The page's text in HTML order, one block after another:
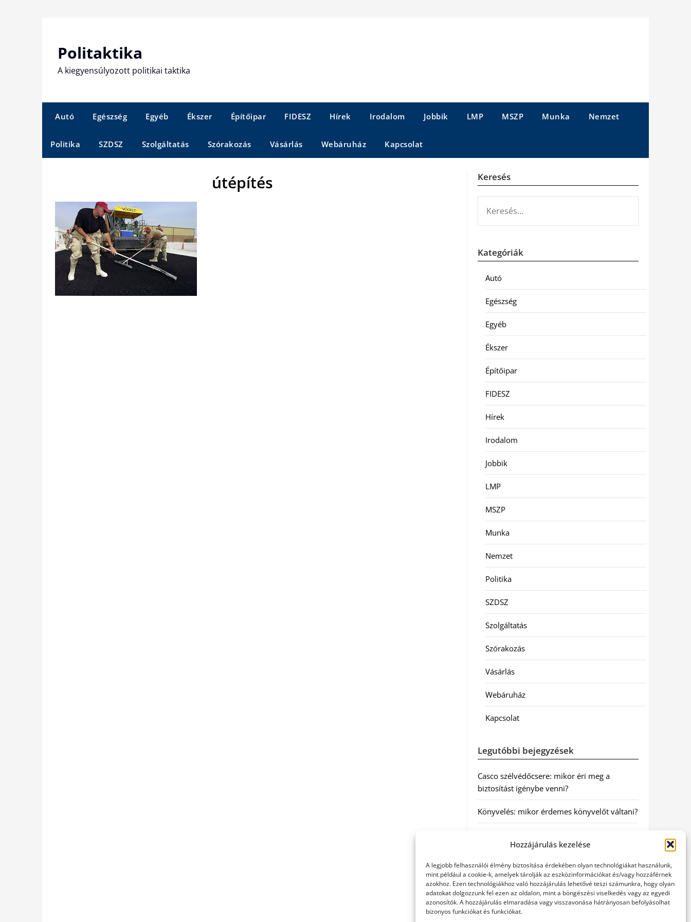
Hozzájárulás kezelése
A legjobb felhasználói élmény biztosítása érdekében olyan technológiákat használunk,
mint például a cookie-k, amelyek tárolják az eszközinformációkat és/vagy hozzáférnek
azokhoz. Ezen technológiákhoz való hozzájárulás lehetővé teszi számunkra, hogy olyan
adatokat dolgozzunk fel ezen az oldalon, mint a böngészési viselkedés vagy az egyedi
azonosítók. A hozzájárulás elmaradása vagy visszavonása hátrányosan befolyásolhat
bizonyos funkciókat és funkciókat.
Politaktika
A kiegyensúlyozott politikai taktika
Autó Egészség Egyéb Ékszer Építőipar FIDESZ Hírek Irodalom Jobbik LMP MSZP Munka Nemzet
Politika SZDSZ Szolgáltatás Szórakozás Vásárlás Webáruház Kapcsolat
útépítés Keresés
Kategóriák
Autó
Egészség
Egyéb
Ékszer
Építőipar
FIDESZ
Hírek
Irodalom
Jobbik
LMP
MSZP
Munka
Nemzet
Politika
SZDSZ
Szolgáltatás
Szórakozás
Vásárlás
Webáruház
Kapcsolat
Legutóbbi bejegyzések
Casco szélvédőcsere: mikor éri meg a
biztosítást igénybe venni?
Könyvelés: mikor érdemes könyvelőt váltani?
szakszerű jogi háttér a biztonságos
Munkajogi ügyvéd: miért nem érdemes várni
a jogi segítséggel